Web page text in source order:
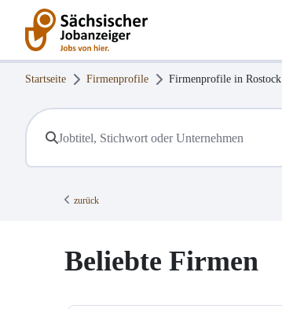
Startseite Firmenprofile Firmenprofile in Rostock
zurück
Beliebte Firmen